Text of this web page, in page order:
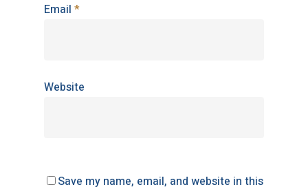
Email *
Website
Save my name, email, and website in this